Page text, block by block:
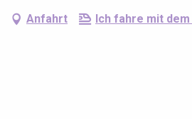
Anfahrt Ich fahre mit dem